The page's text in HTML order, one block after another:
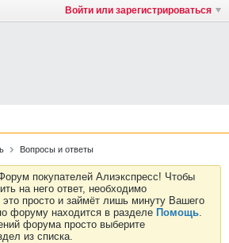
Войти или зарегистрироваться
Вопросы и ответы
покупателей Алиэкспресс! Чтобы
на него ответ, необходимо
это просто и займёт лишь минуту Вашего
форуму находится в разделе Помощь.
форума просто выберите
из списка.